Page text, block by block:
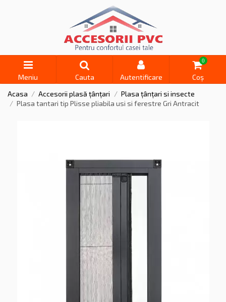
Meniu Cauta Autentificare
0
Coș
Acasa
Accesorii plasă țânțari
Plasa țânțari si insecte
Plasa tantari tip Plisse pliabila usi si ferestre Gri Antracit